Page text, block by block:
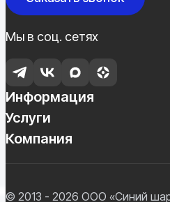
Мы в соц. сетях
Информация
Услуги
Компания
© 2013 - 2026 ООО «Синий